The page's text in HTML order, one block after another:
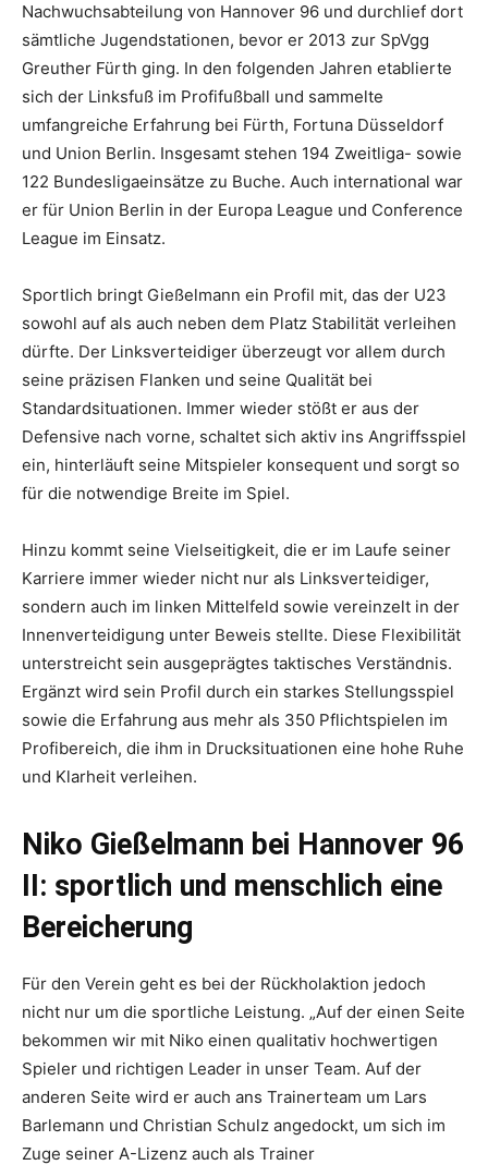
Nachwuchsabteilung von Hannover 96 und durchlief dort
sämtliche Jugendstationen, bevor er 2013 zur SpVgg
Greuther Fürth ging. In den folgenden Jahren etablierte
sich der Linksfuß im Profifußball und sammelte
umfangreiche Erfahrung bei Fürth, Fortuna Düsseldorf
und Union Berlin. Insgesamt stehen 194 Zweitliga- sowie
122 Bundesligaeinsätze zu Buche. Auch international war
er für Union Berlin in der Europa League und Conference
League im Einsatz.
Sportlich bringt Gießelmann ein Profil mit, das der U23
sowohl auf als auch neben dem Platz Stabilität verleihen
dürfte. Der Linksverteidiger überzeugt vor allem durch
seine präzisen Flanken und seine Qualität bei
Standardsituationen. Immer wieder stößt er aus der
Defensive nach vorne, schaltet sich aktiv ins Angriffsspiel
ein, hinterläuft seine Mitspieler konsequent und sorgt so
für die notwendige Breite im Spiel.
Hinzu kommt seine Vielseitigkeit, die er im Laufe seiner
Karriere immer wieder nicht nur als Linksverteidiger,
sondern auch im linken Mittelfeld sowie vereinzelt in der
Innenverteidigung unter Beweis stellte. Diese Flexibilität
unterstreicht sein ausgeprägtes taktisches Verständnis.
Ergänzt wird sein Profil durch ein starkes Stellungsspiel
sowie die Erfahrung aus mehr als 350 Pflichtspielen im
Profibereich, die ihm in Drucksituationen eine hohe Ruhe
und Klarheit verleihen.
Niko Gießelmann bei Hannover 96
II: sportlich und menschlich eine
Bereicherung
Für den Verein geht es bei der Rückholaktion jedoch
nicht nur um die sportliche Leistung. „Auf der einen Seite
bekommen wir mit Niko einen qualitativ hochwertigen
Spieler und richtigen Leader in unser Team. Auf der
anderen Seite wird er auch ans Trainerteam um Lars
Barlemann und Christian Schulz angedockt, um sich im
Zuge seiner A-Lizenz auch als Trainer